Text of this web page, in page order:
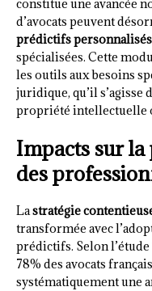
constitue une avancée
d’avocats peuvent
prédictifs personnalisés
spécialisées. Cette
les outils aux besoins
juridique, qu’il
propriété intellectuelle
Impacts sur
des
Lastratégie
transformée avec
prédictifs. Selon
78% des avocats
systématiquement une